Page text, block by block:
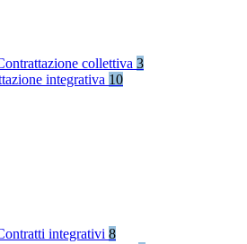
collettiva 3
integrativa 10
integrativi 8